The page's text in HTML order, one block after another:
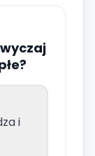
i